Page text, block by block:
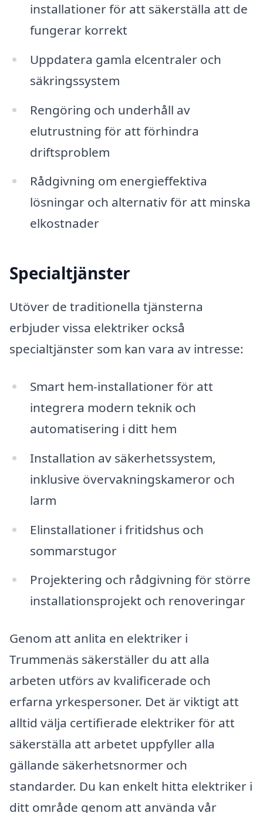
installationer för att säkerställa att de
fungerar korrekt
Uppdatera gamla elcentraler och
säkringssystem
Rengöring och underhåll av
elutrustning för att förhindra
driftsproblem
Rådgivning om energieffektiva
lösningar och alternativ för att minska
elkostnader
Specialtjänster
Utöver de traditionella tjänsterna
erbjuder vissa elektriker också
specialtjänster som kan vara av intresse:
Smart hem-installationer för att
integrera modern teknik och
automatisering i ditt hem
Installation av säkerhetssystem,
inklusive övervakningskameror och
larm
Elinstallationer i fritidshus och
sommarstugor
Projektering och rådgivning för större
installationsprojekt och renoveringar
Genom att anlita en elektriker i
Trummenäs säkerställer du att alla
arbeten utförs av kvalificerade och
erfarna yrkespersoner. Det är viktigt att
alltid välja certifierade elektriker för att
säkerställa att arbetet uppfyller alla
gällande säkerhetsnormer och
standarder. Du kan enkelt hitta elektriker i
ditt område genom att använda vår